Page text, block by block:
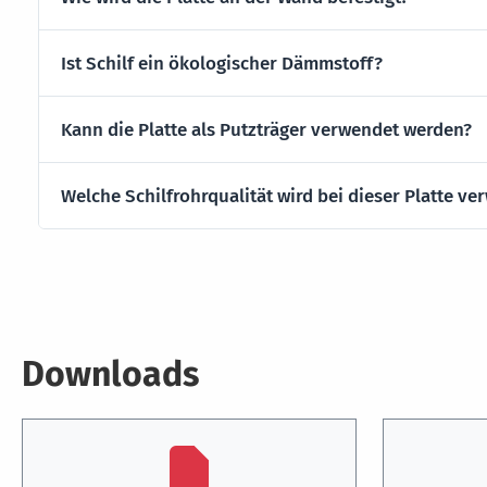
Ist Schilf ein ökologischer Dämmstoff?
Kann die Platte als Putzträger verwendet werden?
Welche Schilfrohrqualität wird bei dieser Platte
Downloads